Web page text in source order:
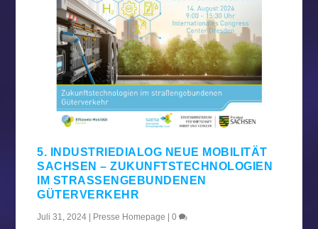
5. INDUSTRIEDIALOG NEUE MOBILITÄT
SACHSEN – ZUKUNFTSTECHNOLOGIEN
IM STRASSENGEBUNDENEN G
ÜTERVERKEHR
Juli 31, 2024 | Presse Homepage |0